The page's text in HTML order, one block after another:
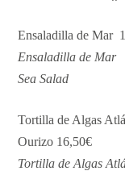
Ensaladilla de Mar
Ensaladilla de Mar
Sea Salad
Tortilla de Algas
Ourizo 16,50€
Tortilla de Algas